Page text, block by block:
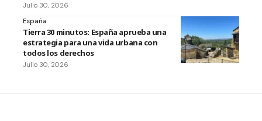
Julio 30, 2026
España
Tierra 30 minutos: España aprueba una
estrategia para una vida urbana con
todos los derechos
Julio 30, 2026